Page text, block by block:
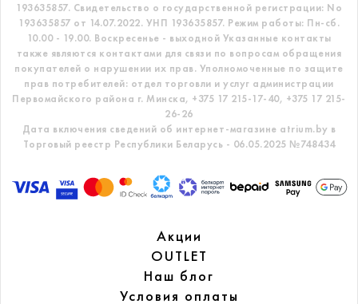
193635857. Свидетельство о государственной регистрации: No
193635857 от 14.07.2022. УНП 193635857. Режим работы: Пн-сб.
10.00 - 19.00. Воскресенье - выходной Указанные контакты
также являются контактами для связи по вопросам обращения
покупателей о нарушении их прав. Уполномоченные по защите
прав потребителей: отдел торговли и услуг администрации
Первомайского района г. Минска, +375 17 215-17-40, +375 17 215-
26-26
Дата включения сведений об интернет-магазине atrium.by в
Торговый реестр Республики Беларусь - 06.05.2025 №748434
Акции
OUTLET
Наш блог
Условия оплаты